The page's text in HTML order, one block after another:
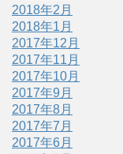
2018年2月
2018年1月
2017年12月
2017年11月
2017年10月
2017年9月
2017年8月
2017年7月
2017年6月